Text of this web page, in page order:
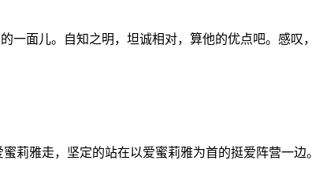
一面儿。自知之明，坦诚相对，算他的优点吧。感
莉雅走，坚定的站在以爱蜜莉雅为首的挺爱阵营一